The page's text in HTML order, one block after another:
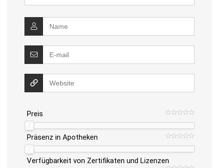
Preis
Präsenz in Apotheken
Verfügbarkeit von Zertifikaten und Lizenzen